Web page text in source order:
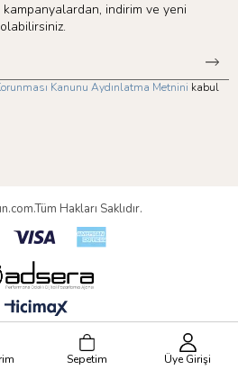
indirim ve yeni
Kanunu Aydınlatma Metnini kabul
Hakları Saklıdır.
Sepetim Üye Girişi